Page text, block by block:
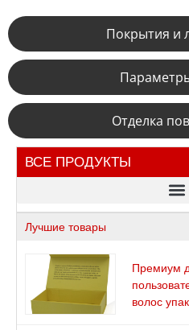
ВСЕ ПРОДУКТЫ
Лучшие товары
Премиум
волос
Покрытия и
Отделка